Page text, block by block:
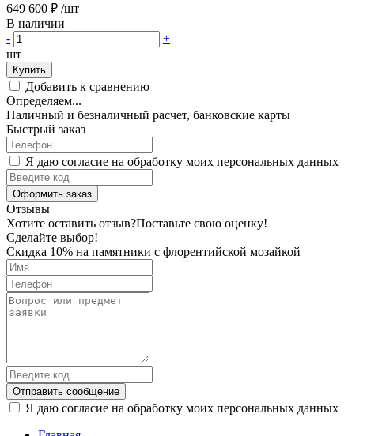
649 600 ₽ /шт
В наличии
-
+
шт
Купить
Добавить к сравнению
Определяем...
Наличный и безналичный расчет, банковские карты
Быстрый заказ
Я даю согласие на обработку моих персональных данных
Оформить заказ
Отзывы
Хотите оставить отзыв?Поставьте свою оценку!
Сделайте выбор!
Скидка 10% на памятники с флорентийской мозайкой
Отправить сообщение
Я даю согласие на обработку моих персональных данных